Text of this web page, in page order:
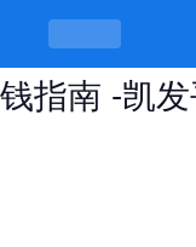
仙桃城乡渠
钱指南 -凯